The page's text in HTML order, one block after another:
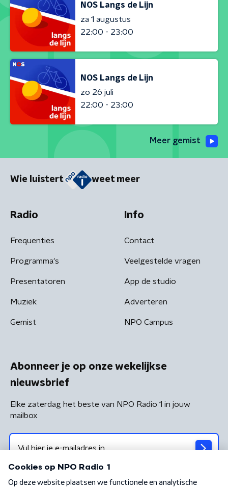
NOS Langs de Lijn
za 1 augustus
22:00 - 23:00
NOS Langs de Lijn
zo 26 juli
22:00 - 23:00
Meer gemist
Wie luistert weet meer
Radio
Frequenties
Programma's
Presentatoren
Muziek
Gemist
Info
Contact
Veelgestelde vragen
App de studio
Adverteren
NPO Campus
Abonneer je op onze wekelijkse
nieuwsbrief
Elke zaterdag het beste van NPO Radio 1 in jouw
mailbox